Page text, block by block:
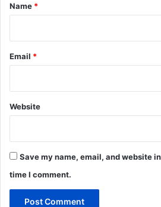
*
Name *
Email *
Website
Save my name, email, and website
time I comment.